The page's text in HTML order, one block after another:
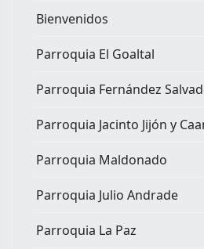
Bienvenidos
Parroquia El Goaltal
Parroquia Fernández
Parroquia Jacinto Jijón y
Parroquia Maldonado
Parroquia Julio Andrade
Parroquia La Paz